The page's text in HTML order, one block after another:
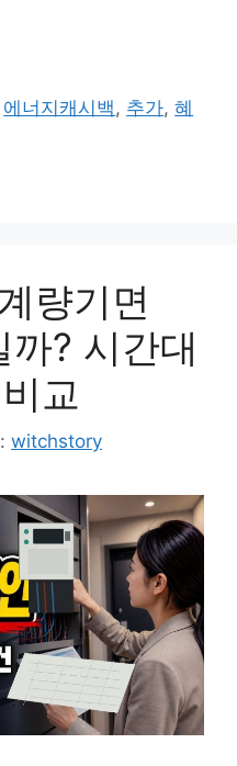
에너지캐시백 , 추가,혜
량기면
? 시간대
교
witchstory